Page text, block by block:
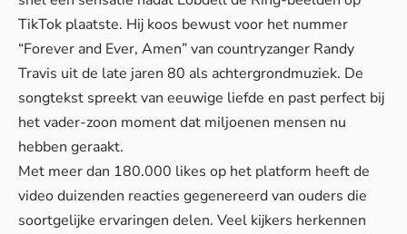
TikTok plaatste. Hij koos bewust voor het nummer
“Forever and Ever, Amen” van countryzanger Randy
Travis uit de late jaren 80 als achtergrondmuziek. De
songtekst spreekt van eeuwige liefde en past perfect bij
het vader-zoon moment dat miljoenen mensen nu
hebben geraakt.
Met meer dan 180.000 likes op het platform heeft de
video duizenden reacties gegenereerd van ouders die
soortgelijke ervaringen delen. Veel kijkers herkennen